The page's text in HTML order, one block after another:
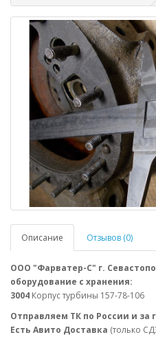
Описание Отзывов (0)
ООО "Фарватер-С" г.
оборудование с хранения:
3004 Корпус турбины 157-78-106
Отправляем ТК по России и за
Есть Авито Доставка (только